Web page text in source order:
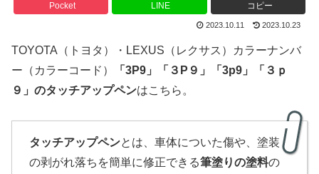
Pocket LINE コピー
2023.10.11 2023.10.23
TOYOTA（トヨタ）・LEXUS（レクサス）カラーナンバ
ー（カラーコード）
「3P9」 「３P９」
「3p9」「３ｐ
９」 のタッチアップペンはこちら。
タッチアップペンとは、車体についた傷や、塗装
の剥がれ落ちを簡単に修正できる筆塗りの塗料の